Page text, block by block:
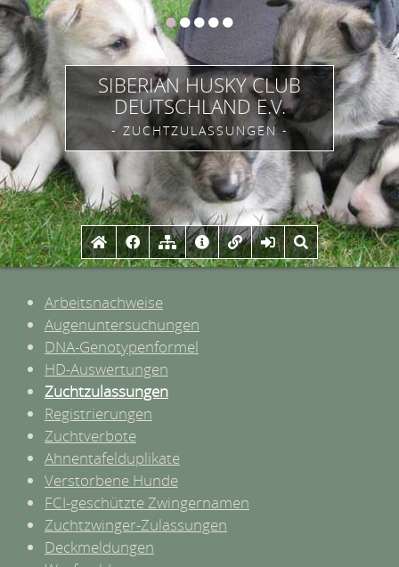
SIBERIAN HUSKY CLUB
DEUTSCHLAND E.V.
- ZUCHTZULASSUNGEN -
Arbeitsnachweise
Augenuntersuchungen
DNA-Genotypenformel
HD-Auswertungen
Zuchtzulassungen
Registrierungen
Zuchtverbote
Ahnentafelduplikate
Verstorbene Hunde
FCI-geschützte Zwingernamen
Zuchtzwinger-Zulassungen
Deckmeldungen